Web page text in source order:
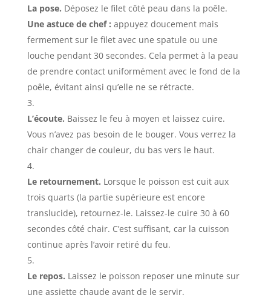
La pose. Déposez le filet côté peau dans la poêle.
Une astuce de chef : appuyez doucement mais
fermement sur le filet avec une spatule ou une
louche pendant 30 secondes. Cela permet à la peau
de prendre contact uniformément avec le fond de la
poêle, évitant ainsi qu’elle ne se rétracte.
L’écoute. Baissez le feu à moyen et laissez cuire.
Vous n’avez pas besoin de le bouger. Vous verrez la
chair changer de couleur, du bas vers le haut.
Le retournement. Lorsque le poisson est cuit aux
trois quarts (la partie supérieure est encore
translucide), retournez-le. Laissez-le cuire 30 à 60
secondes côté chair. C’est suffisant, car la cuisson
continue après l’avoir retiré du feu.
Le repos. Laissez le poisson reposer une minute sur
une assiette chaude avant de le servir.